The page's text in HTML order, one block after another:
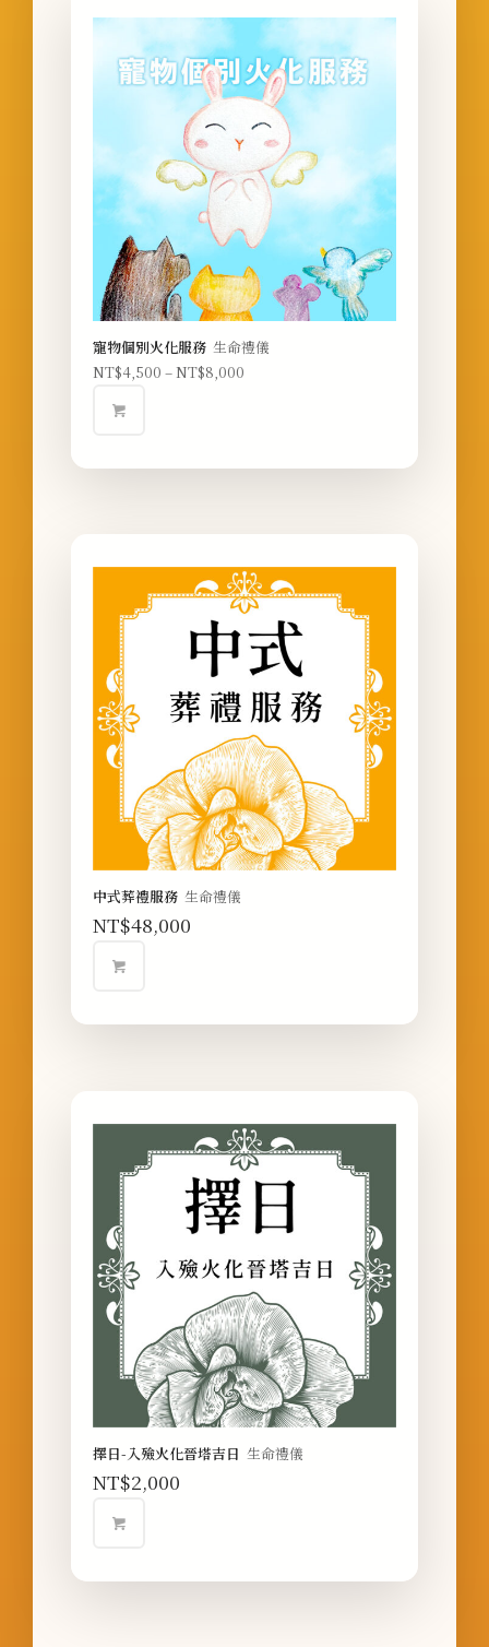
寵物個別火化服務 生命禮儀
NT$4,500 –NT$8,000
中式葬禮服務 生命禮儀
NT$48,000
擇日-入殮火化晉塔吉日 生命禮儀
NT$2,000